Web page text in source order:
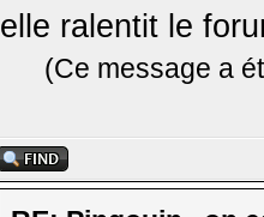
elle ralentit le
(Ce message a